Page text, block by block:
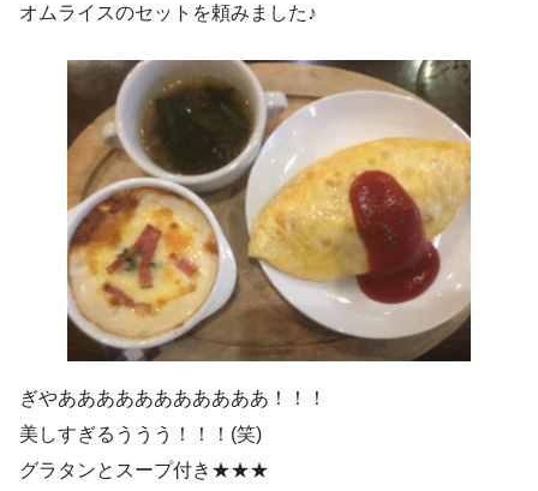
オムライスのセットを頼みました♪
ぎやあああああああああああ！！！
美しすぎるううう！！！(笑)
グラタンとスープ付き★★★